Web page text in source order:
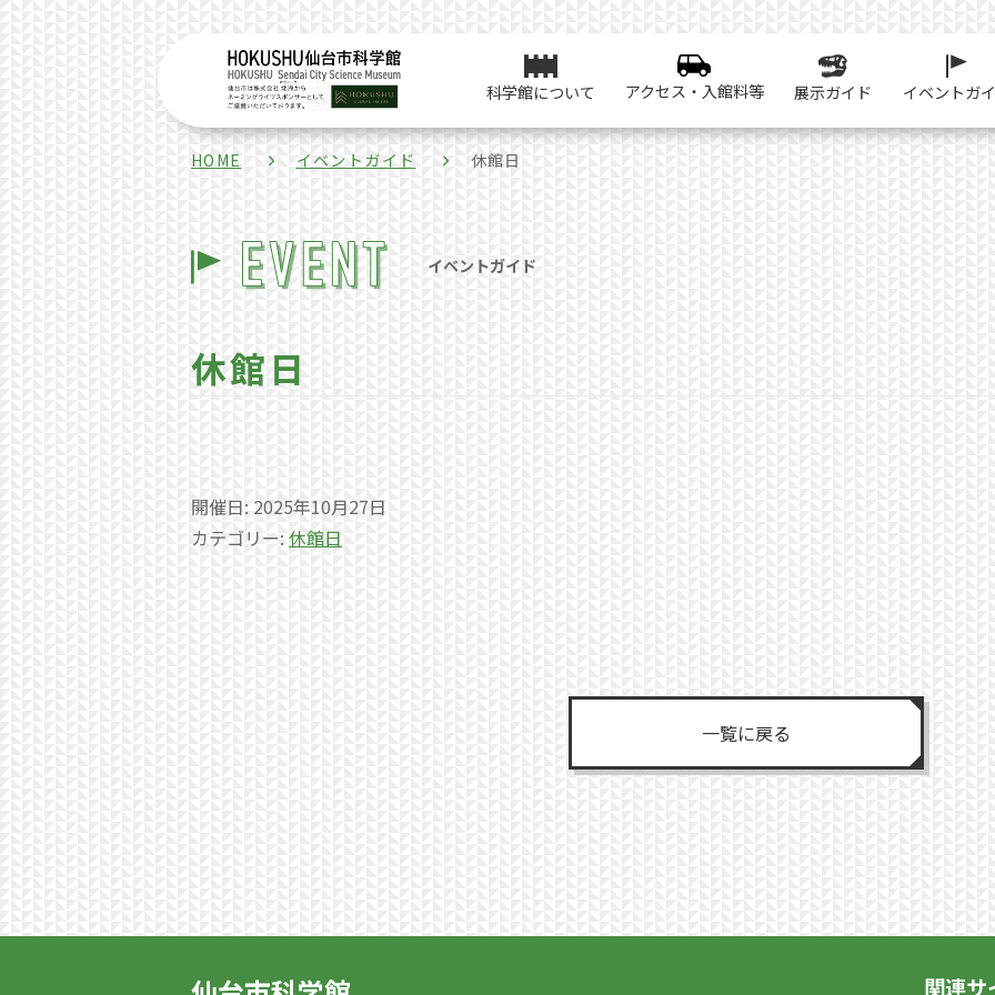
科学館について アクセス・入館料等 展示ガイド イベントガ
HOME イベントガイド 休館日
イベントガイド
休館日
開催日: 2025年10月27日
カテゴリー: 休館日
一覧に戻る
関連サ